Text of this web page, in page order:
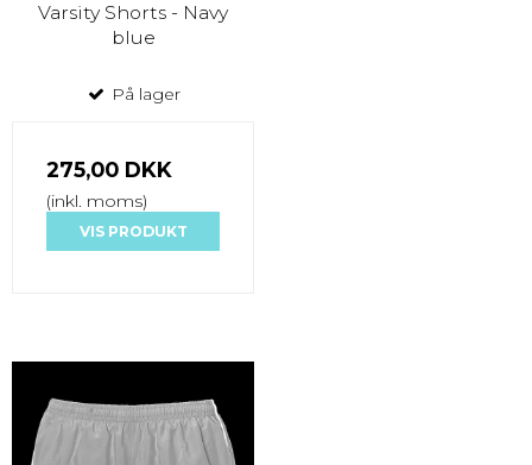
Varsity Shorts - Navy
blue
På lager
275,00 DKK
(inkl. moms)
VIS PRODUKT